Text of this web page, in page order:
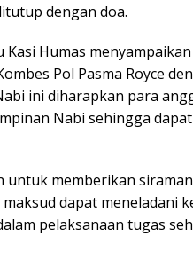
dengan doa.
Kasi Humas
Pol Pasma Royce
ini diharapkan para
Nabi sehingga
untuk memberikan
dapat meneladani
pelaksanaan tugas